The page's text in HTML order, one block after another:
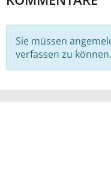
Sie müssen
verfassen zu können.